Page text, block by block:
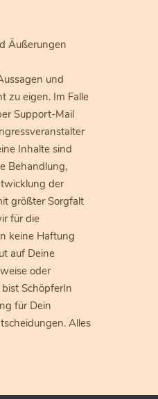
Äußerungen
und
zu eigen. Im Falle
Support-Mail
Inhalte sind
Behandlung,
der
größter Sorgfalt
für die
keine Haftung
auf Deine
oder
SchöpferIn
für Dein
Alles